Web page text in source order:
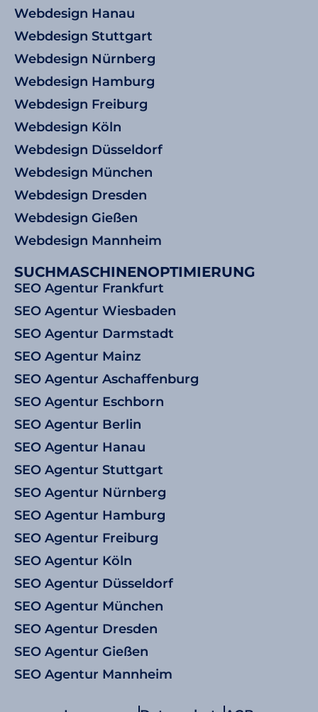
Webdesign Hanau
Webdesign Stuttgart
Webdesign Nürnberg
Webdesign Hamburg
Webdesign Freiburg
Webdesign Köln
Webdesign Düsseldorf
Webdesign München
Webdesign Dresden
Webdesign Gießen
Webdesign Mannheim
SUCHMASCHINENOPTIMIERUNG
SEO Agentur Frankfurt
SEO Agentur Wiesbaden
SEO Agentur Darmstadt
SEO Agentur Mainz
SEO Agentur Aschaffenburg
SEO Agentur Eschborn
SEO Agentur Berlin
SEO Agentur Hanau
SEO Agentur Stuttgart
SEO Agentur Nürnberg
SEO Agentur Hamburg
SEO Agentur Freiburg
SEO Agentur Köln
SEO Agentur Düsseldorf
SEO Agentur München
SEO Agentur Dresden
SEO Agentur Gießen
SEO Agentur Mannheim